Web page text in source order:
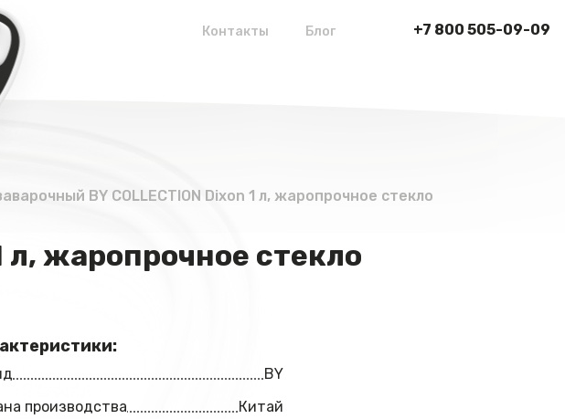
+7 800 505-09-09
Контакты Блог
BY COLLECTION Dixon 1 л, жаропрочное стекло
л, жаропрочное стекло
BY
производства
Китай